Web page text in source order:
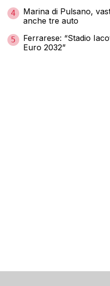
4
Marina di Pulsano,
anche tre auto
5
Ferrarese: “Stadio
Euro 2032”